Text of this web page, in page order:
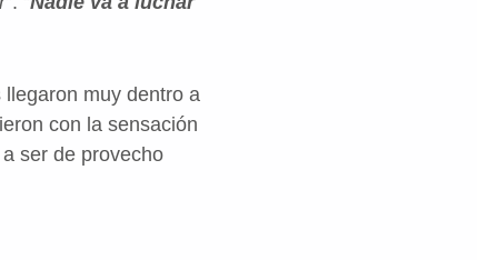
muy dentro a
con la sensación
ser de provecho